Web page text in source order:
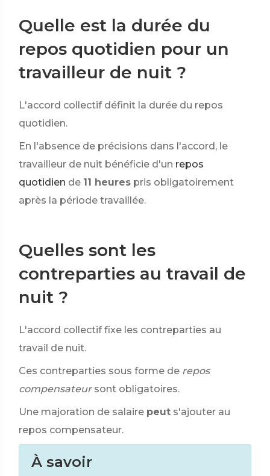
Quelle est la durée du
repos quotidien pour un
travailleur de nuit ?
L'accord collectif définit la durée du repos
quotidien.
En l'absence de précisions dans l'accord, le
travailleur de nuit bénéficie d'un repos
quotidien de 11 heures pris obligatoirement
après la période travaillée.
Quelles sont les
contreparties au travail de
nuit ?
L'accord collectif fixe les contreparties au
travail de nuit.
Ces contreparties sous forme de repos
compensateur sont obligatoires.
Une majoration de salaire peut s'ajouter au
repos compensateur.
À savoir